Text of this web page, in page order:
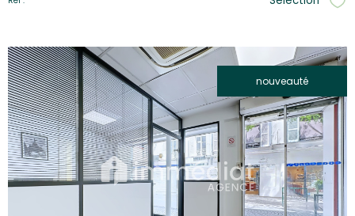
nouveauté
voir le
bien